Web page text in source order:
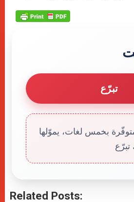
تبرّع
بخمس لغات، يموّلها
تبرّع
Related Posts: